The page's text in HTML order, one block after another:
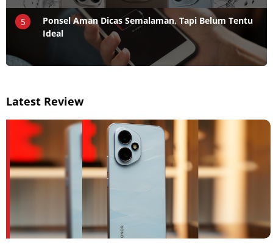
5
Ponsel Aman Dicas Semalaman, Tapi Belum Tentu
Ideal
Latest Review